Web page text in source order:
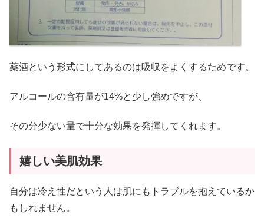
薬酒という形式にしてあるのは吸収をよくするためです。
アルコールの含有量が14%と少し強めですが、
その分少ない量で十分な効果を発揮してくれます。
嬉しい美肌効果
自分は冷え性だという人は肌にもトラブルを抱えているか
もしれません。